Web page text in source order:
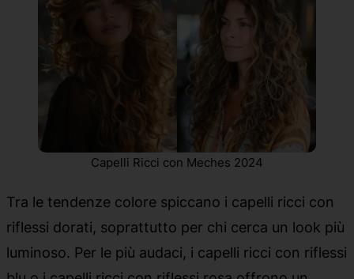
Capelli Ricci con Meches 2024
Tra le tendenze colore spiccano i capelli ricci con
riflessi dorati, soprattutto per chi cerca un look più
luminoso. Per le più audaci, i capelli ricci con riflessi